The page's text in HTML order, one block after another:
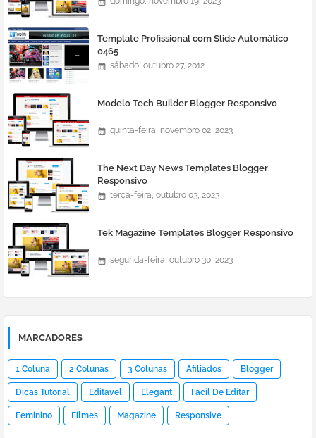
Template Profissional com Slide Automático
0465
sábado, outubro 27, 2012
Modelo Tech Builder Blogger Responsivo
quinta-feira, novembro 02, 2023
The Next Day News Templates Blogger
Responsivo
terça-feira, outubro 03, 2023
Tek Magazine Templates Blogger Responsivo
segunda-feira, outubro 30, 2023
MARCADORES
1 Coluna 2 Colunas 3 Colunas Afiliados Blogger
Dicas Tutorial Editavel Elegant Facil De Editar
Feminino Filmes Magazine Responsive